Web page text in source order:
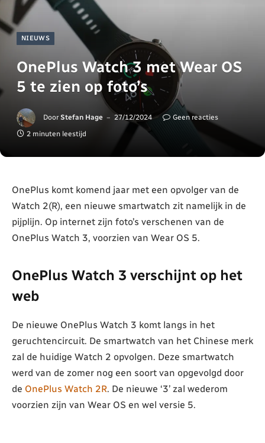
NIEUWS
OnePlus Watch 3 met Wear OS
5 te zien op foto’s
Door Stefan Hage 27/12/2024
Geen reacties
2 minuten leestijd
OnePlus komt komend jaar met een opvolger van de
Watch 2(R), een nieuwe smartwatch zit namelijk in de
pijplijn. Op internet zijn foto’s verschenen van de
OnePlus Watch 3, voorzien van Wear OS 5.
OnePlus Watch 3 verschijnt op het
web
De nieuwe OnePlus Watch 3 komt langs in het
geruchtencircuit. De smartwatch van het Chinese merk
zal de huidige Watch 2 opvolgen. Deze smartwatch
werd van de zomer nog een soort van opgevolgd door
de OnePlus Watch 2R. De nieuwe ‘3’ zal wederom
voorzien zijn van Wear OS en wel versie 5.